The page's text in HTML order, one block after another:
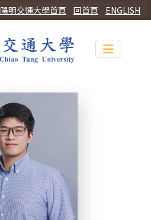
ENGLISH
回首頁
陽明交通大學首頁
Toggle